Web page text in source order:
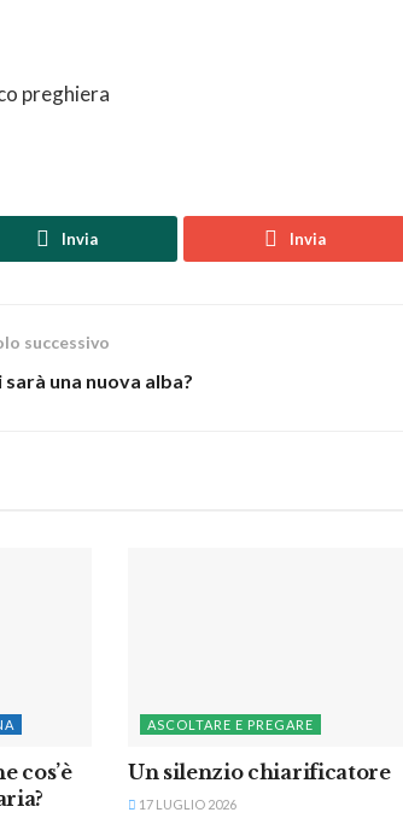
Invia Invia
successivo
sarà una nuova alba?
cos’è
ASCOLTARE E PREGARE
Un silenzio chiarificatore
17 LUGLIO 2026